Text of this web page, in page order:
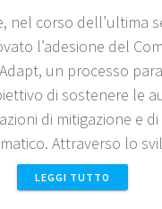
nel corso dell’ultima
l’adesione del
un processo
di sostenere le
di mitigazione e
Attraverso lo
LEGGI TUTTO